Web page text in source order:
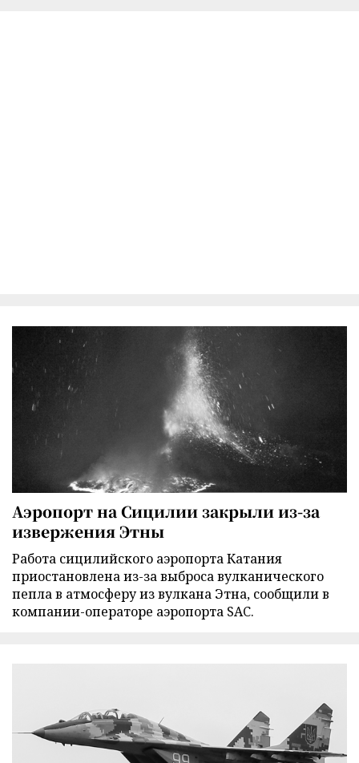
Аэропорт на Сицилии закрыли из-за
извержения Этны
Работа сицилийского аэропорта Катания
приостановлена из-за выброса вулканического
пепла в атмосферу из вулкана Этна, сообщили в
компании-операторе аэропорта SAC.